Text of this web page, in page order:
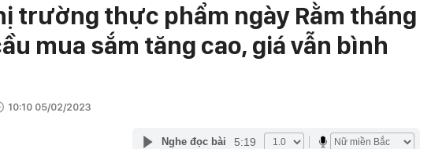
trường thực phẩm ngày Rằm tháng
mua sắm tăng cao, giá vẫn bình
10:10 05/02/2023
Nghe đọc bài 5:19